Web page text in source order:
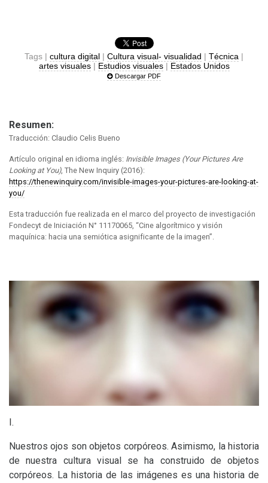
Tags | cultura digital | Cultura visual- visualidad | Técnica |
artes visuales| Estudios visuales| Estados Unidos
Descargar PDF
Resumen:
Traducción: Claudio Celis Bueno
Artículo original en idioma inglés: Invisible Images (Your Pictures Are
Looking at You), The New Inquiry (2016):
https://thenewinquiry.com/invisible-images-your-pictures-are-looking-at-
you/
Esta traducción fue realizada en el marco del proyecto de investigación
Fondecyt de Iniciación N° 11170065, “Cine algorítmico y visión
maquínica: hacia una semiótica asignificante de la imagen”.
I.
Nuestros ojos son objetos corpóreos. Asimismo, la historia
de nuestra cultura visual se ha construido de objetos
corpóreos. La historia de las imágenes es una historia de